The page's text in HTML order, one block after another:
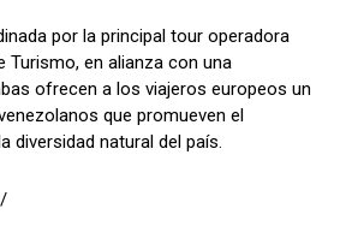
por la principal tour operadora
Turismo, en alianza con una
ofrecen a los viajeros europeos un
que promueven el
diversidad natural del país.